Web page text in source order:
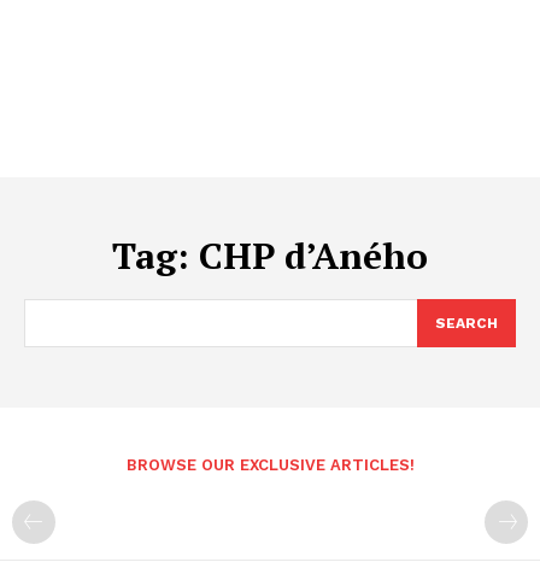
Tag: CHP d’Aného
SEARCH
BROWSE OUR EXCLUSIVE ARTICLES!